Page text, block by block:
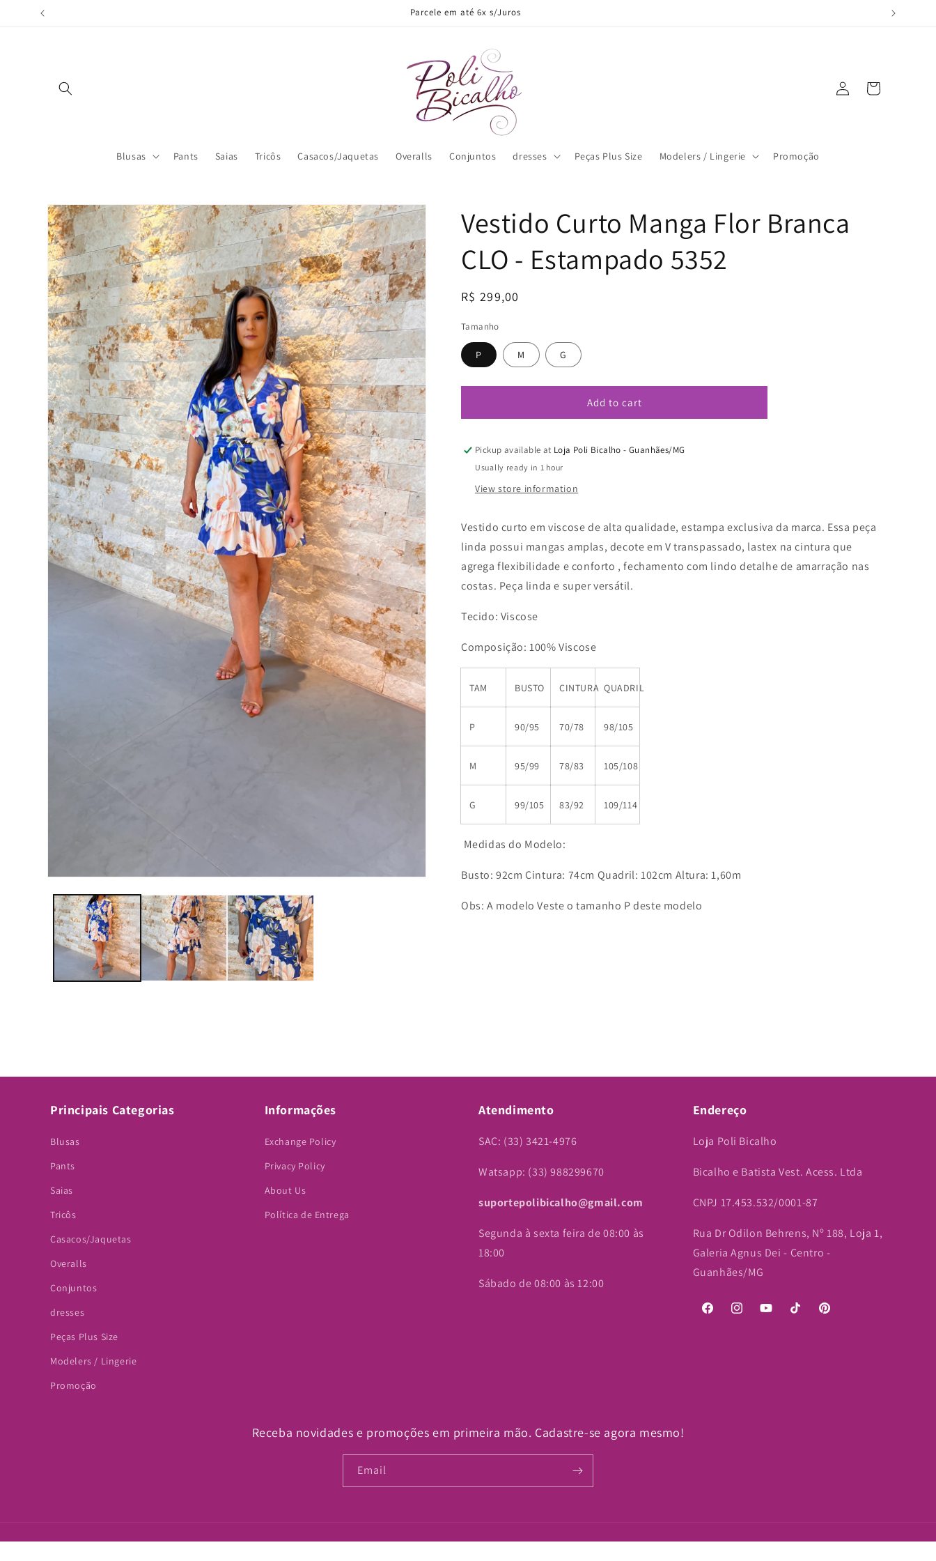
Skip to
Parcele em até 6x s/Juros
Blusas Pants Saias Tricôs Casacos/Jaquetas Overalls Conjuntos dresses Peças Plus Size Modelers / Lingerie Promoção
Log
in
Cart
Skip to
product
information
Vestido Curto Manga Flor Branca
CLO - Estampado 5352
Regular
R$ 299,00
Tamanho
P M G
Add to cart
Pickup available at Loja Poli Bicalho - Guanhães/MG
Usually ready in 1 hour
View store information
Vestido curto em viscose de alta qualidade, estampa exclusiva da marca. Essa peça
linda possui mangas amplas, decote em V transpassado, lastex na cintura que
agrega flexibilidade e conforto , fechamento com lindo detalhe de amarração nas
costas. Peça linda e super versátil.
Tecido: Viscose
Composição: 100% Viscose
TAM BUSTO CINTURA QUADRIL
P 90/95 70/78 98/105
M 95/99 78/83 105/108
G 99/105 83/92 109/114
Medidas do Modelo:
Busto: 92cm Cintura: 74cm Quadril: 102cm Altura: 1,60m
Obs: A modelo Veste o tamanho P deste modelo
Principais Categorias
Blusas
Pants
Saias
Tricôs
Casacos/Jaquetas
Overalls
Conjuntos
dresses
Peças Plus Size
Modelers / Lingerie
Promoção
Informações
Exchange Policy
Privacy Policy
About Us
Política de Entrega
Atendimento
SAC: (33) 3421-4976
Watsapp: (33) 988299670
suportepolibicalho@gmail.com
Segunda à sexta feira de 08:00 às
18:00
Sábado de 08:00 às 12:00
Endereço
Loja Poli Bicalho
Bicalho e Batista Vest. Acess. Ltda
CNPJ 17.453.532/0001-87
Rua Dr Odilon Behrens, Nº 188, Loja 1,
Galeria Agnus Dei - Centro -
Guanhães/MG
FacebookInstagramYouTubeTikTok Pinterest
Receba novidades e promoções em primeira mão. Cadastre-se agora mesmo!
Email